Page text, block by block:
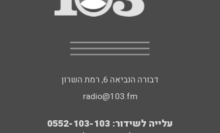
דבורה הנביאה 6, רמת השרון
radio@103.fm
עלייה לשידור: 0552-103-103